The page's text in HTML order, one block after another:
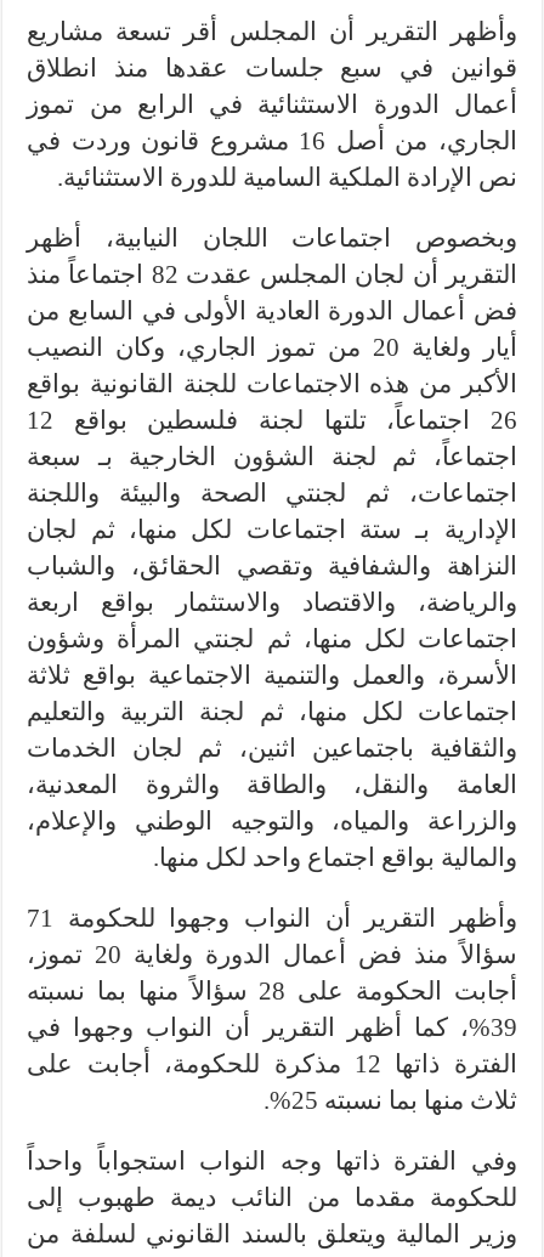
وأظهر التقرير أن المجلس أقر تسعة مشاريع
قوانين في سبع جلسات عقدها منذ انطلاق
أعمال الدورة الاستثنائية في الرابع من تموز
الجاري، من أصل 16 مشروع قانون وردت في
نص الإرادة الملكية السامية للدورة الاستثنائية.
وبخصوص اجتماعات اللجان النيابية، أظهر
التقرير أن لجان المجلس عقدت 82 اجتماعاً منذ
فض أعمال الدورة العادية الأولى في السابع من
أيار ولغاية 20 من تموز الجاري، وكان النصيب
الأكبر من هذه الاجتماعات للجنة القانونية بواقع
26 اجتماعاً، تلتها لجنة فلسطين بواقع 12
اجتماعاً، ثم لجنة الشؤون الخارجية بـ سبعة
اجتماعات، ثم لجنتي الصحة والبيئة واللجنة
الإدارية بـ ستة اجتماعات لكل منها، ثم لجان
النزاهة والشفافية وتقصي الحقائق، والشباب
والرياضة، والاقتصاد والاستثمار بواقع اربعة
اجتماعات لكل منها، ثم لجنتي المرأة وشؤون
الأسرة، والعمل والتنمية الاجتماعية بواقع ثلاثة
اجتماعات لكل منها، ثم لجنة التربية والتعليم
والثقافية باجتماعين اثنين، ثم لجان الخدمات
العامة والنقل، والطاقة والثروة المعدنية،
والزراعة والمياه، والتوجيه الوطني والإعلام،
والمالية بواقع اجتماع واحد لكل منها.
وأظهر التقرير أن النواب وجهوا للحكومة 71
سؤالاً منذ فض أعمال الدورة ولغاية 20 تموز،
أجابت الحكومة على 28 سؤالاً منها بما نسبته
39%، كما أظهر التقرير أن النواب وجهوا في
الفترة ذاتها 12 مذكرة للحكومة، أجابت على
ثلاث منها بما نسبته 25%.
وفي الفترة ذاتها وجه النواب استجواباً واحداً
للحكومة مقدما من النائب ديمة طهبوب إلى
وزير المالية ويتعلق بالسند القانوني لسلفة من